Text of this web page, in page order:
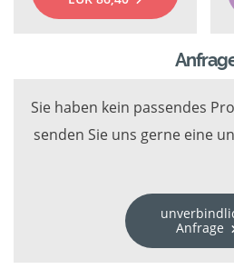
Sie haben kein passendes
senden Sie uns gerne eine
Anfrage